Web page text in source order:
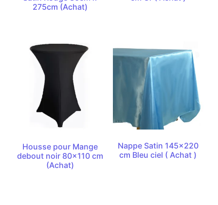
275cm (Achat)
Housse pour Mange
debout noir 80×110 cm
(Achat)
Nappe Satin 145×220
cm Bleu ciel ( Achat )